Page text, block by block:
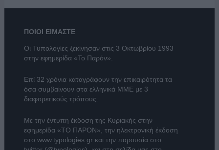
ΠΟΙΟΙ ΕΙΜΑΣΤΕ
Οι Τυπολογίες ξεκίνησαν στις 3 Οκτωβρίου 1993
στην εφημερίδα «Το Παρόν».
Επί 32 χρόνια καταγράφουν την επικαιρότητα τα
όσα συμβαίνουν στα ελληνικά ΜΜΕ με 3
διαφορετικούς τρόπους.
Με την έντυπη έκδοση της Κυριακής στην
εφημερίδα «ΤΟ ΠΑΡΟΝ» , την ηλεκτρονική έκδοση
στο www.typologies.grκαι την παρουσία στο